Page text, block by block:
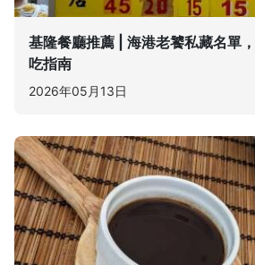
基隆餐廳推薦 | 海港老饕私藏名單
吃指南
2026年05月13日